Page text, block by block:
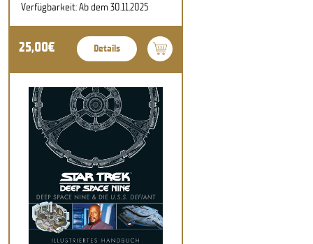
Verfügbarkeit: Ab dem 30.11.2025
25,00€ Details